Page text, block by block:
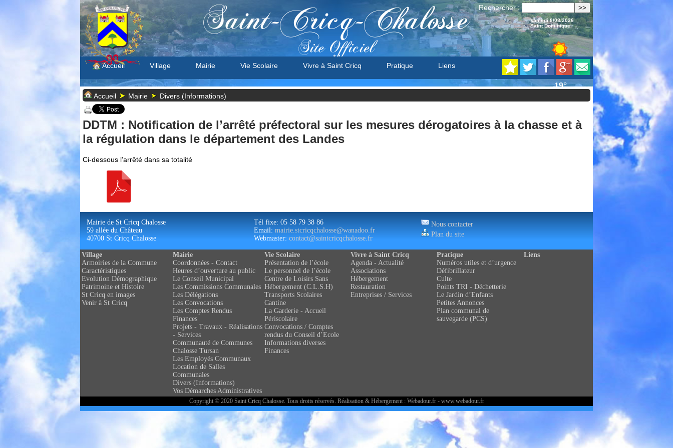
Saint-Cricq-Chalosse
Site Officiel
Rechercher :
samedi 8/08/2026
Saint Dominique
Accueil Village Mairie Vie Scolaire Vivre à Saint Cricq Pratique Liens
Accueil Mairie Divers (Informations)
DDTM : Notification de l’arrêté préfectoral sur les mesures dérogatoires à la chasse et à
la régulation dans le département des Landes
Ci-dessous l’arrêté dans sa totalité
Mairie de St Cricq Chalosse
59 allée du Château
40700 St Cricq Chalosse
Tél fixe: 05 58 79 38 86
Email: mairie.stcricqchalosse@wanadoo.fr
Webmaster: contact@saintcricqchalosse.fr
Nous contacter
Plan du site
Village
Armoiries de la Commune
Caractéristiques
Evolution Démographique
Patrimoine et Histoire
St Cricq en images
Venir à St Cricq
Mairie
Coordonnées - Contact
Heures d’ouverture au public
Le Conseil Municipal
Les Commissions Communales
Les Délégations
Les Convocations
Les Comptes Rendus
Finances
Projets - Travaux - Réalisations
- Services
Communauté de Communes
Chalosse Tursan
Les Employés Communaux
Location de Salles
Communales
Divers (Informations)
Vos Démarches Administratives
Vie Scolaire
Présentation de l’école
Le personnel de l’école
Centre de Loisirs Sans
Hébergement (C.L.S.H)
Transports Scolaires
Cantine
La Garderie - Accueil
Périscolaire
Convocations / Comptes
rendus du Conseil d’Ecole
Informations diverses
Finances
Vivre à Saint Cricq
Agenda - Actualité
Associations
Hébergement
Restauration
Entreprises / Services
Pratique
Numéros utiles et d’urgence
Défibrillateur
Culte
Points TRI - Déchetterie
Le Jardin d’Enfants
Petites Annonces
Plan communal de
sauvegarde (PCS)
Liens
Copyright © 2020 Saint Cricq Chalosse. Tous droits réservés. Réalisation & Hébergement : Webadour.fr - www.webadour.fr